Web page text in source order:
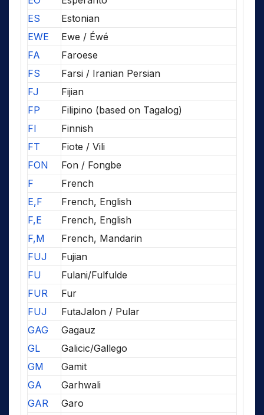
ES
Estonian
EWE
Ewe / Éwé
FA
Faroese
FS
Farsi / Iranian Persian
FJ
Fijian
FP
Filipino (based on Tagalog)
FI
Finnish
FT
Fiote / Vili
FON
Fon / Fongbe
F
French
E,F
French, English
F,E
French, English
F,M
French, Mandarin
FUJ
Fujian
FU
Fulani/Fulfulde
FUR
Fur
FUJ
FutaJalon / Pular
GAG
Gagauz
GL
Galicic/Gallego
GM
Gamit
GA
Garhwali
GAR
Garo